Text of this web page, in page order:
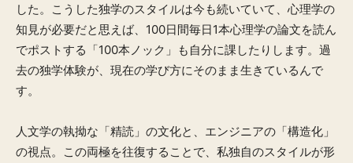
した。こうした独学のスタイルは今も続いていて、心理学の
知見が必要だと思えば、100日間毎日1本心理学の論文を読ん
でポストする「100本ノック」も自分に課したりします。過
去の独学体験が、現在の学び方にそのまま生きているんで
す。
人文学の執拗な「精読」の文化と、エンジニアの「構造化」
の視点。この両極を往復することで、私独自のスタイルが形